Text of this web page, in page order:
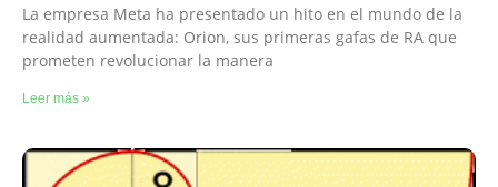
La empresa Meta ha presentado un hito en el mundo de la
realidad aumentada: Orion, sus primeras gafas de RA que
prometen revolucionar la manera
Leer más »